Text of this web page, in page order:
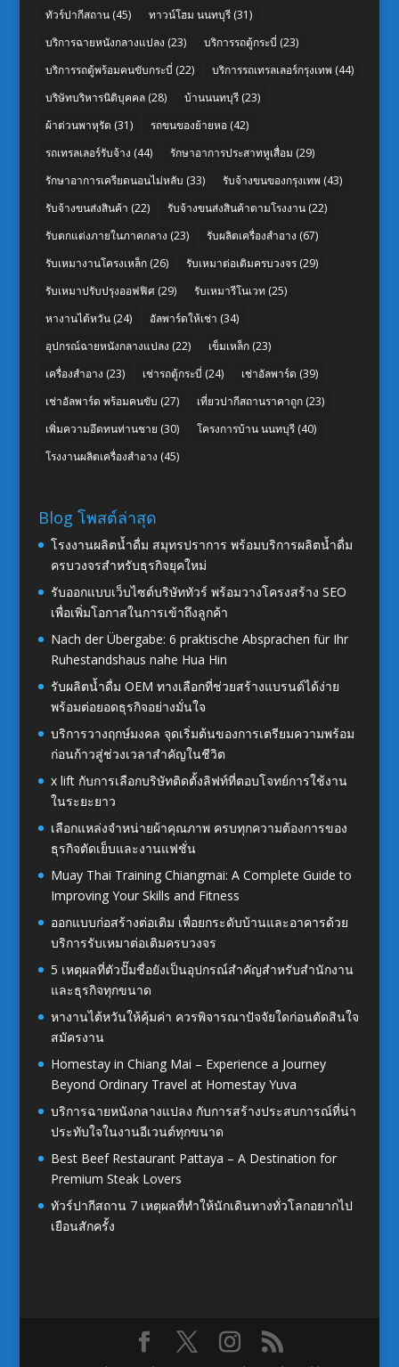
ทัวร์ปากีสถาน(45) ทาวน์โฮม นนทบุรี(31)
บริการฉายหนังกลางแปลง (23) บริการรถตู้กระบี่ (23)
บริการรถตู้พร้อมคนขับกระบี่ (22) บริการรถเทรลเลอร์กรุงเทพ (44)
บริษัทบริหารนิติบุคคล(28) บ้านนนทบุรี(23)
ผ้าต่วนพาหุรัด (31) รถขนของย้ายหอ(42)
รถเทรลเลอร์รับจ้าง (44) รักษาอาการประสาทหูเสื่อม (29)
รักษาอาการเครียดนอนไม่หลับ (33) รับจ้างขนของกรุงเทพ (43)
รับจ้างขนส่งสินค้า (22) รับจ้างขนส่งสินค้าตามโรงงาน(22)
รับตกแต่งภายในภาคกลาง (23) รับผลิตเครื่องสำอาง (67)
รับเหมางานโครงเหล็ก(26) รับเหมาต่อเติมครบวงจร(29)
รับเหมาปรับปรุงออฟฟิศ(29) รับเหมารีโนเวท (25)
หางานไต้หวัน(24) อัลพาร์ดให้เช่า (34)
อุปกรณ์ฉายหนังกลางแปลง (22) เข็มเหล็ก(23)
เครื่องสำอาง (23) เช่ารถตู้กระบี่ (24) เช่าอัลพาร์ด (39)
เช่าอัลพาร์ด พร้อมคนขับ (27) เที่ยวปากีสถานราคาถูก(23)
เพิ่มความอึดทนท่านชาย (30) โครงการบ้าน นนทบุรี(40)
โรงงานผลิตเครื่องสำอาง (45)
Blog โพสต์ล่าสุด
โรงงานผลิตน้ำดื่ม สมุทรปราการ พร้อมบริการผลิตน้ำดื่ม
ครบวงจรสำหรับธุรกิจยุคใหม่
รับออกแบบเว็บไซต์บริษัททัวร์ พร้อมวางโครงสร้าง SEO
เพื่อเพิ่มโอกาสในการเข้าถึงลูกค้า
Nach der Übergabe: 6 praktische Absprachen für Ihr
Ruhestandshaus nahe Hua Hin
รับผลิตน้ำดื่ม OEM ทางเลือกที่ช่วยสร้างแบรนด์ได้ง่าย
พร้อมต่อยอดธุรกิจอย่างมั่นใจ
บริการวางฤกษ์มงคล จุดเริ่มต้นของการเตรียมความพร้อม
ก่อนก้าวสู่ช่วงเวลาสำคัญในชีวิต
x lift กับการเลือกบริษัทติดตั้งลิฟท์ที่ตอบโจทย์การใช้งาน
ในระยะยาว
เลือกแหล่งจำหน่ายผ้าคุณภาพ ครบทุกความต้องการของ
ธุรกิจตัดเย็บและงานแฟชั่น
Muay Thai Training Chiangmai: A Complete Guide to
Improving Your Skills and Fitness
ออกแบบก่อสร้างต่อเติม เพื่อยกระดับบ้านและอาคารด้วย
บริการรับเหมาต่อเติมครบวงจร
5 เหตุผลที่ตัวปั๊มชื่อยังเป็นอุปกรณ์สำคัญสำหรับสำนักงาน
และธุรกิจทุกขนาด
หางานไต้หวันให้คุ้มค่า ควรพิจารณาปัจจัยใดก่อนตัดสินใจ
สมัครงาน
Homestay in Chiang Mai – Experience a Journey
Beyond Ordinary Travel at Homestay Yuva
บริการฉายหนังกลางแปลง กับการสร้างประสบการณ์ที่น่า
ประทับใจในงานอีเวนต์ทุกขนาด
Best Beef Restaurant Pattaya – A Destination for
Premium Steak Lovers
ทัวร์ปากีสถาน 7 เหตุผลที่ทำให้นักเดินทางทั่วโลกอยากไป
เยือนสักครั้ง